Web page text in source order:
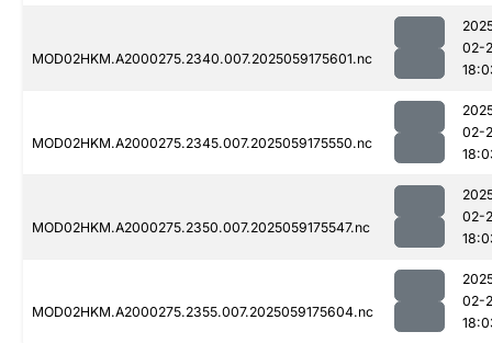
MOD02HKM.A2000275.2340.007.2025059175601.nc
02-
MOD02HKM.A2000275.2345.007.2025059175550.nc
02-
MOD02HKM.A2000275.2350.007.2025059175547.nc
02-
MOD02HKM.A2000275.2355.007.2025059175604.nc
02-